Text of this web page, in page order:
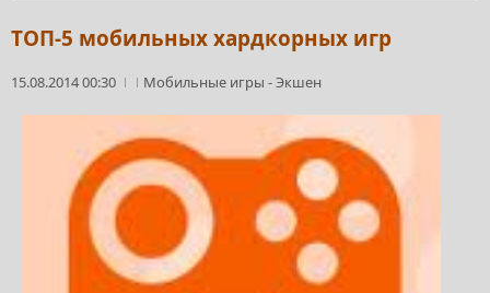
ТОП-5 мобильных хардкорных игр
15.08.2014 00:30 Мобильные игры -Экшен